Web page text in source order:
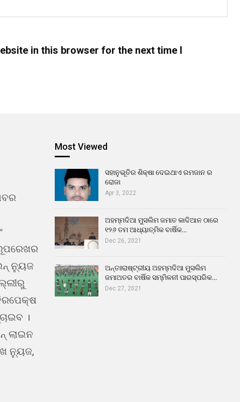
in this browser for the next time I
ନ୍ୟୁଜ
।
ଲାଇନ
ନ୍ୟୁଜ,
Most Viewed
ସହାନୁଭୂତିର ଶିକ୍ଷା ଦେଇଥାଏ ରମଜାନ ର
ରୋଜା
Apr 3, 2022
ଅହମ୍ମଦିଆ ମୁସଲିମ ଜମାତ କାଦିଆନ ଠାରେ
୧୨୬ ତମ ଆଧ୍ୟାତ୍ମିକ ବାର୍ଷିକ…
Dec 26, 2021
ଅନ୍ତଃରାଷ୍ଟ୍ରୀୟ ଅହମ୍ମଦିଆ ମୁସଲିମ
ଜମାଅତର ବାର୍ଷିକ ସମ୍ମିଳନୀ ପାରସ୍ପରିକ…
Dec 27, 2021